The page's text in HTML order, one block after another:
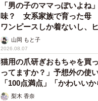
「男の子のママっぽいよね
味？ 女系家族で育った母
ワンピースしか着ないし、
へんが…
山岡 もと子
2026.08.07
猫用の爪研ぎおもちゃを買
ってますか？」予想外の使
「100点満点」「かわいいか
梨木 香奈